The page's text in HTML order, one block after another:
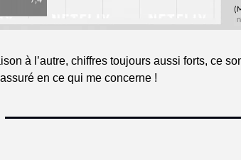
à l’autre, chiffres toujours aussi forts, ce
en ce qui me concerne !